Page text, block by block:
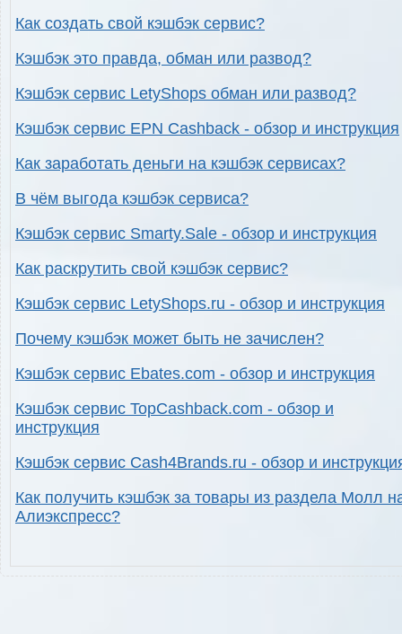
Как создать свой кэшбэк сервис?
Кэшбэк это правда, обман или развод?
Кэшбэк сервис LetyShops обман или развод?
Кэшбэк сервис EPN Cashback - обзор и инструкция
Как заработать деньги на кэшбэк сервисах?
В чём выгода кэшбэк сервиса?
Кэшбэк сервис Smarty.Sale - обзор и инструкция
Как раскрутить свой кэшбэк сервис?
Кэшбэк сервис LetyShops.ru - обзор и инструкция
Почему кэшбэк может быть не зачислен?
Кэшбэк сервис Ebates.com - обзор и инструкция
Кэшбэк сервис TopCashback.com - обзор и
инструкция
Кэшбэк сервис Cash4Brands.ru - обзор и
Как получить кэшбэк за товары из раздела Молл
Алиэкспресс?